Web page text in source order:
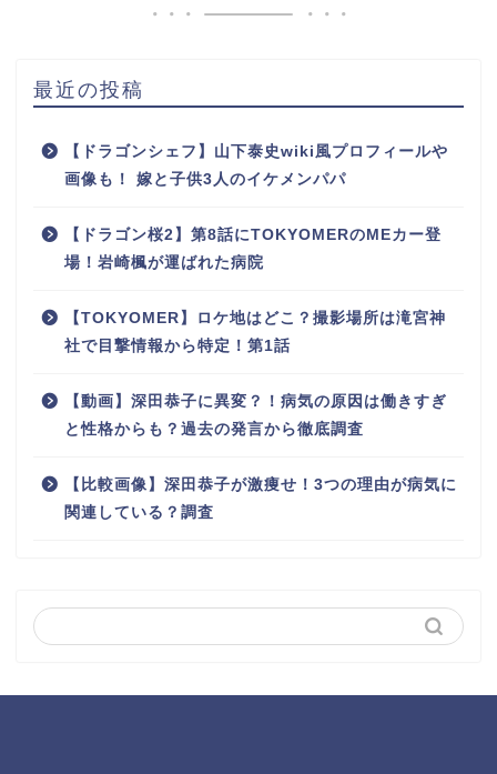
最近の投稿
【ドラゴンシェフ】山下泰史wiki風プロフィールや
画像も！ 嫁と子供3人のイケメンパパ
【ドラゴン桜2】第8話にTOKYOMERのMEカー登
場！岩崎楓が運ばれた病院
【TOKYOMER】ロケ地はどこ？撮影場所は滝宮神
社で目撃情報から特定！第1話
【動画】深田恭子に異変？！病気の原因は働きすぎ
と性格からも？過去の発言から徹底調査
【比較画像】深田恭子が激痩せ！3つの理由が病気に
関連している？調査